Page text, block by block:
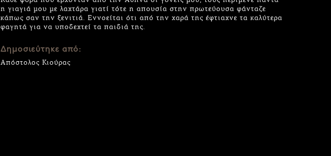
η γιαγιά μου με λαχτάρα γιατί τότε η απουσία στην πρωτεύουσα φάνταζε
κάπως σαν την ξενιτιά. Εννοείται ότι από την χαρά της έφτιαχνε τα καλύτερα
φαγητά για να υποδεχτεί τα παιδιά της.
Δημοσιεύτηκε από:
Απόστολος Κιούρας